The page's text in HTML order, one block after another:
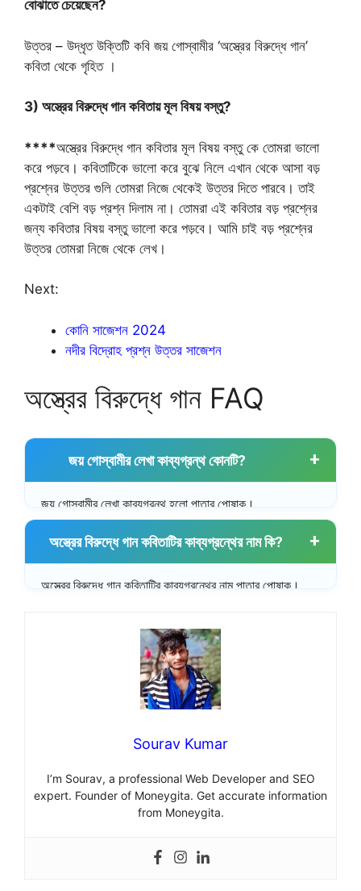
বোঝাতে চেয়েছেন?
উত্তর – উদ্ধৃত উক্তিটি কবি জয় গোস্বামীর ‘অস্ত্রের বিরুদ্ধে গান’
কবিতা থেকে গৃহিত ।
3) অস্ত্রের বিরুদ্ধে গান কবিতায় মূল বিষয় বস্তু?
****অস্ত্রের বিরুদ্ধে গান কবিতার মূল বিষয় বস্তু কে তোমরা ভালো
করে পড়বে। কবিতাটিকে ভালো করে বুঝে নিলে এখান থেকে আসা বড়
প্রশ্নের উত্তর গুলি তোমরা নিজে থেকেই উত্তর দিতে পারবে। তাই
একটাই বেশি বড় প্রশ্ন দিলাম না। তোমরা এই কবিতার বড় প্রশ্নের
জন্য কবিতার বিষয় বস্তু ভালো করে পড়বে। আমি চাই বড় প্রশ্নের
উত্তর তোমরা নিজে থেকে লেখ।
Next:
কোনি সাজেশন 2024
নদীর বিদ্রোহ প্রশ্ন উত্তর সাজেশন
অস্ত্রের বিরুদ্ধে গান FAQ
জয় গোস্বামীর লেখা কাব্যগ্রন্থ কোনটি?
জয় গোস্বামীর লেখা কাব্যগ্রন্থ হলো পাতার পোষাক।
অস্ত্রের বিরুদ্ধে গান কবিতাটির কাব্যগ্রন্থের নাম কি?
অস্ত্রের বিরুদ্ধে গান কবিতাটির কাব্যগ্রন্থের নাম পাতার পোষাক।
Sourav Kumar
I’m Sourav, a professional Web Developer and SEO
expert. Founder of Moneygita. Get accurate information
from Moneygita.